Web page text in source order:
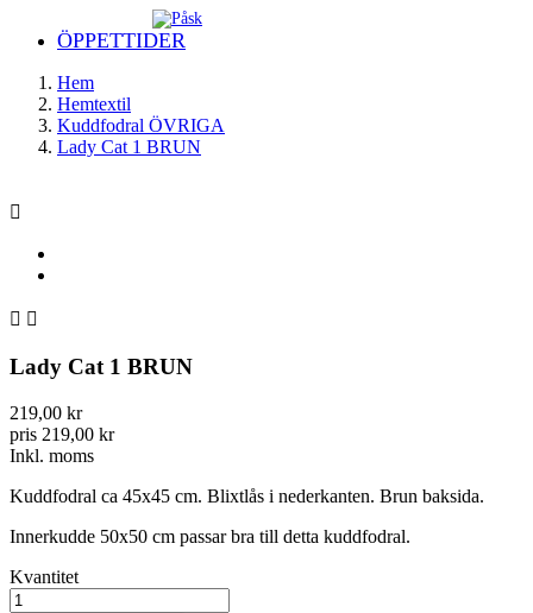
ÖPPETTIDER
Hem
Hemtextil
Kuddfodral ÖVRIGA
Lady Cat 1 BRUN

 
Lady Cat 1 BRUN
219,00 kr
pris 219,00 kr
Inkl. moms
Kuddfodral ca 45x45 cm. Blixtlås i nederkanten. Brun baksida.
Innerkudde 50x50 cm passar bra till detta kuddfodral.
Kvantitet